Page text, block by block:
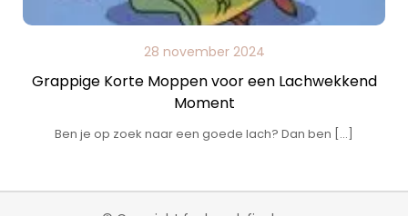
28 november 2024
Grappige Korte Moppen voor een Lachwekkend
Moment
Ben je op zoek naar een goede lach? Dan ben […]